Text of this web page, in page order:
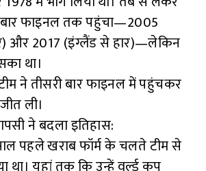
फाइनल तक पहुंचा—2005
और 2017 (इंग्लैंड से हार)—लेकिन
था।
ने तीसरी बार फाइनल में पहुंचकर
ली।
ने बदला इतिहास:
पहले खराब फॉर्म के चलते टीम से